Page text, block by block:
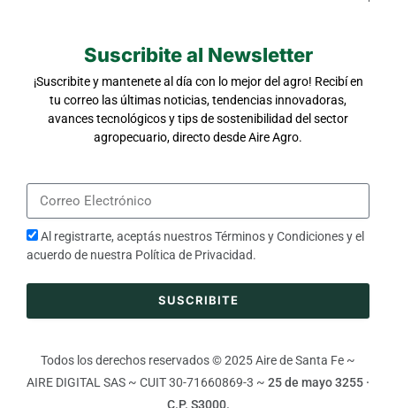
Suscribite al Newsletter
¡Suscribite y mantenete al día con lo mejor del agro! Recibí en
tu correo las últimas noticias, tendencias innovadoras,
avances tecnológicos y tips de sostenibilidad del sector
agropecuario, directo desde Aire Agro.
Al registrarte, aceptás nuestrosTérminos y Condicionesy el
acuerdo de nuestra Política de Privacidad.
SUSCRIBITE
Todos los derechos reservados © 2025 Aire de Santa Fe ~
AIRE DIGITAL SAS ~ CUIT 30-71660869-3 ~ 25 de mayo 3255 ·
C.P. S3000.